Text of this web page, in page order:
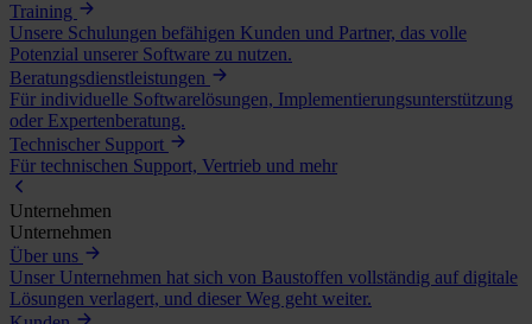
Training
Unsere Schulungen befähigen Kunden und Partner, das volle
Potenzial unserer Software zu nutzen.
Beratungsdienstleistungen
Für individuelle Softwarelösungen, Implementierungsunterstützung
oder Expertenberatung.
Technischer Support
Für technischen Support, Vertrieb und mehr
Unternehmen
Unternehmen
Über uns
Unser Unternehmen hat sich von Baustoffen vollständig auf digitale
Lösungen verlagert, und dieser Weg geht weiter.